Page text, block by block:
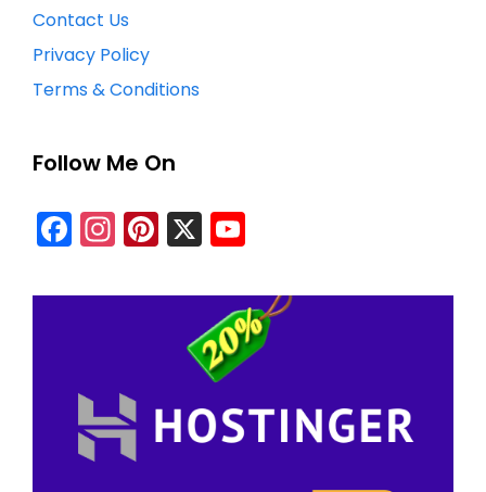
Contact Us
Privacy Policy
Terms & Conditions
Follow Me On
Facebook
Instagram
Pinterest
X